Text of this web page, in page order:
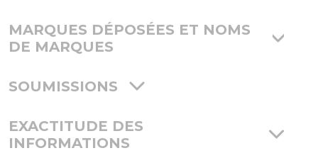
MARQUES DÉPOSÉES ET NOMS
DE MARQUES
SOUMISSIONS
EXACTITUDE DES
INFORMATIONS